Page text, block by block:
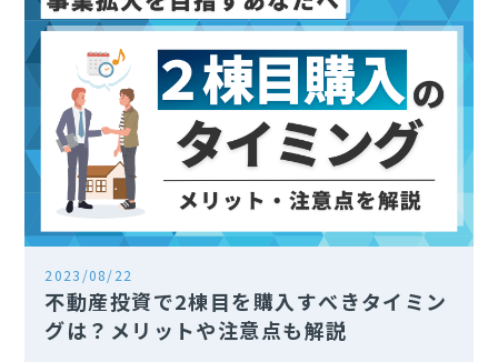
2023/08/22
不動産投資で2棟目を購入すべきタイミン
グは？メリットや注意点も解説